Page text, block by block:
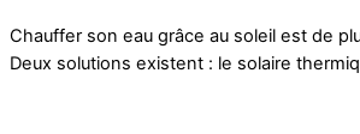
Chauffer son eau grâce au soleil est de
Deux solutions existent : le solaire